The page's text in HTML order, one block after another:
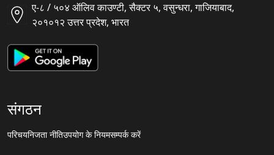
ए-८ / ५०४ ऑलिव काउण्टी, सैक्टर ५, वसुन्धरा, गाजियाबाद,
२०१०१२ उत्तर प्रदेश, भारत
संगठन
परिचयनिजता नीतिउपयोग के नियमसम्पर्क करें